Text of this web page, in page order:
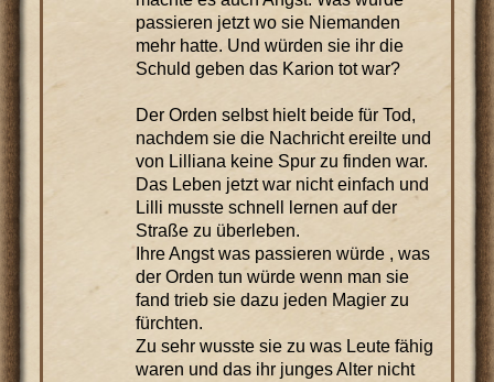
passieren jetzt wo sie Niemanden
mehr hatte. Und würden sie ihr die
Schuld geben das Karion tot war?
Der Orden selbst hielt beide für Tod,
nachdem sie die Nachricht ereilte und
von Lilliana keine Spur zu finden war.
Das Leben jetzt war nicht einfach und
Lilli musste schnell lernen auf der
Straße zu überleben.
Ihre Angst was passieren würde , was
der Orden tun würde wenn man sie
fand trieb sie dazu jeden Magier zu
fürchten.
Zu sehr wusste sie zu was Leute fähig
waren und das ihr junges Alter nicht